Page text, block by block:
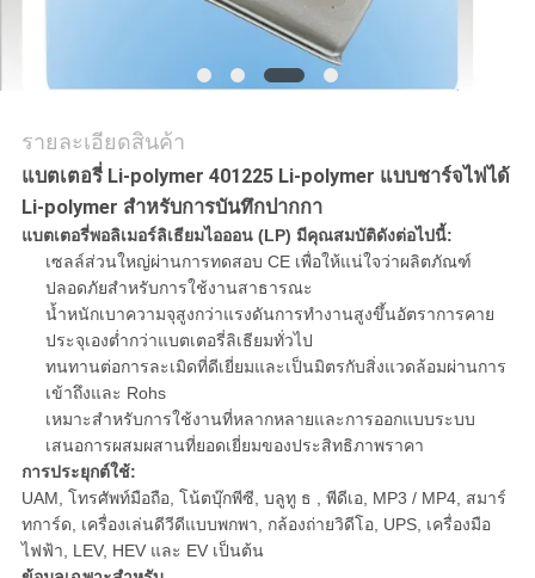
รายละเอียดสินค้า
แบตเตอรี่ Li-polymer 401225 Li-polymer แบบชาร์จไฟได้
Li-polymer สำหรับการบันทึกปากกา
แบตเตอรี่พอลิเมอร์ลิเธียมไอออน (LP) มีคุณสมบัติดังต่อไปนี้:
เซลล์ส่วนใหญ่ผ่านการทดสอบ CE เพื่อให้แน่ใจว่าผลิตภัณฑ์
ปลอดภัยสำหรับการใช้งานสาธารณะ
น้ำหนักเบาความจุสูงกว่าแรงดันการทำงานสูงขึ้นอัตราการคาย
ประจุเองต่ำกว่าแบตเตอรี่ลิเธียมทั่วไป
ทนทานต่อการละเมิดที่ดีเยี่ยมและเป็นมิตรกับสิ่งแวดล้อมผ่านการ
เข้าถึงและ Rohs
เหมาะสำหรับการใช้งานที่หลากหลายและการออกแบบระบบ
เสนอการผสมผสานที่ยอดเยี่ยมของประสิทธิภาพราคา
การประยุกต์ใช้:
UAM, โทรศัพท์มือถือ, โน้ตบุ๊กพีซี, บลูทู ธ , พีดีเอ, MP3 / MP4, สมาร์
ทการ์ด, เครื่องเล่นดีวีดีแบบพกพา, กล้องถ่ายวิดีโอ, UPS, เครื่องมือ
ไฟฟ้า, LEV, HEV และ EV เป็นต้น